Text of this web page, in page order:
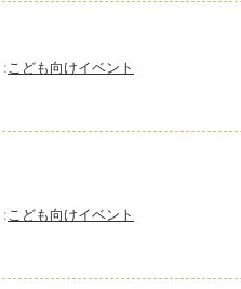
: こども向けイベント
: こども向けイベント